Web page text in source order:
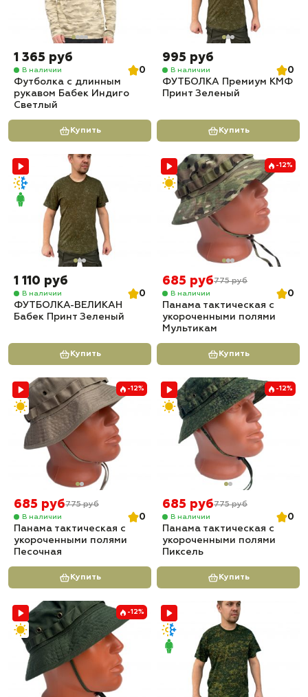
1 365 руб
В наличии
0
Футболка с длинным
рукавом Бабек Индиго
Светлый
Купить
995 руб
В наличии
0
ФУТБОЛКА Премиум КМФ
Принт Зеленый
Купить
1 110 руб
В наличии
0
ФУТБОЛКА-ВЕЛИКАН
Бабек Принт Зеленый
Купить
-12%
685 руб775 руб
В наличии
0
Панама тактическая с
укороченными полями
Мультикам
Купить
-12%
685 руб775 руб
В наличии
0
Панама тактическая с
укороченными полями
Песочная
Купить
-12%
685 руб775 руб
В наличии
0
Панама тактическая с
укороченными полями
Пиксель
Купить
-12%